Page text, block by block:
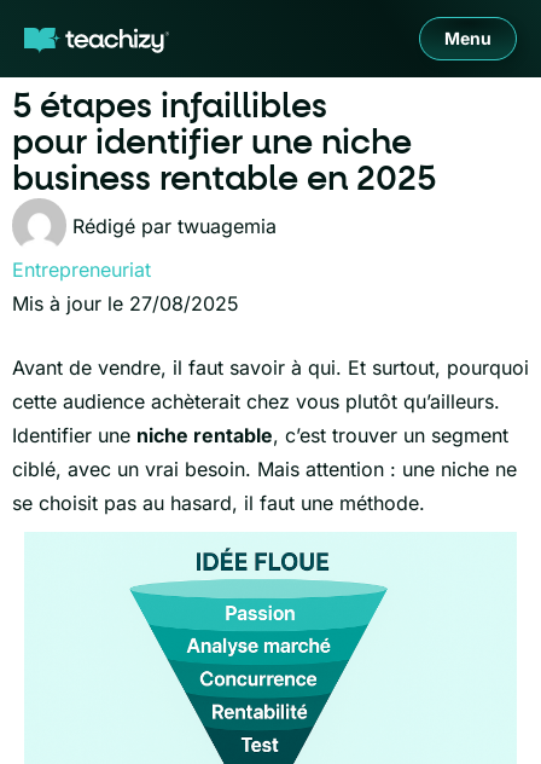
Menu
5 étapes infaillibles
pour identifier une niche
business rentable en 2025
Rédigé par twuagemia
Entrepreneuriat
Mis à jour le 27/08/2025
Avant de vendre, il faut savoir à qui. Et surtout, pourquoi
cette audience achèterait chez vous plutôt qu’ailleurs.
Identifier une niche rentable, c’est trouver un segment
ciblé, avec un vrai besoin. Mais attention : une niche ne
se choisit pas au hasard, il faut une méthode.